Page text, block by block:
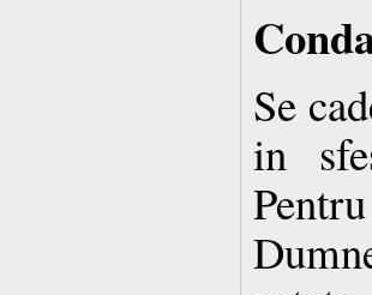
Se
in